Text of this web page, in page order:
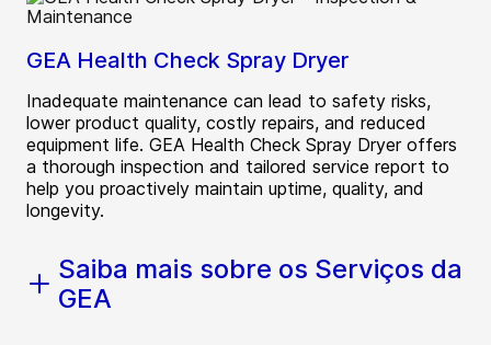
GEA Health Check Spray Dryer
Inadequate maintenance can lead to safety risks,
lower product quality, costly repairs, and reduced
equipment life. GEA Health Check Spray Dryer offers
a thorough inspection and tailored service report to
help you proactively maintain uptime, quality, and
longevity.
Saiba mais sobre os Serviços da
GEA